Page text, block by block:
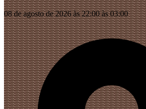
08 de agosto de 2026 às 22:00 às 03:00